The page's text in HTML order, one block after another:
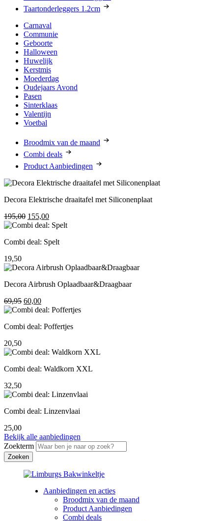
Taartonderleggers 1.2cm
Carnaval
Communie
Geboorte
Halloween
Huwelijk
Kerstmis
Moederdag
Oudejaars Avond
Pasen
Sinterklaas
Valentijn
Voetbal
Broodmix van de maand
Combi deals
Product Aanbiedingen
Decora Elektrische draaitafel met Siliconenplaat
195,00 Oorspronkelijke
prijs
195,00.
155,00Huidige
prijs
155,00.
Combi deal: Spelt
19,50
Decora Airbrush Oplaadbaar&Draagbaar
69,95 Oorspronkelijke
prijs
69,95.
60,00Huidige
prijs
60,00.
Combi deal: Poffertjes
20,50
Combi deal: Waldkorn XXL
32,50
Combi deal: Linzenvlaai
25,00
Bekijk alle aanbiedingen
Zoekterm
Aanbiedingen en acties
Broodmix van de maand
Product Aanbiedingen
Combi deals